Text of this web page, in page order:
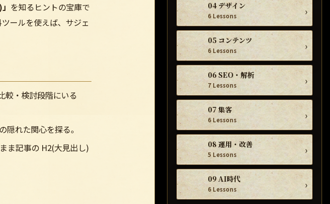
04 デザイン
6 Lessons ›
05 コンテンツ
6 Lessons ›
06 SEO・解析
7 Lessons ›
07 集客
6 Lessons ›
08 運用・改善
5 Lessons ›
09 AI時代
6 Lessons ›
)」 を知るヒントの宝庫で
ールを使えば、サジェ
較・検討段階にいる
れた関心を探る。
ま記事の H2(大見出し)